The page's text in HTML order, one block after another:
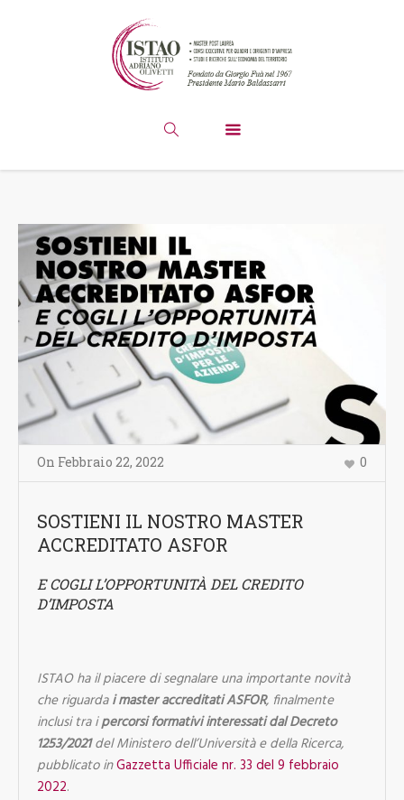
On Febbraio 22, 2022 0
SOSTIENI IL NOSTRO MASTER
ACCREDITATO ASFOR
E COGLI L’OPPORTUNITÀ DEL CREDITO
D’IMPOSTA
ISTAO ha il piacere di segnalare una importante novità
che riguardai master accreditati ASFOR, finalmente
inclusi tra ipercorsi formativi interessati dal Decreto
1253/2021del Ministero dell’Università e della Ricerca,
pubblicato inGazzetta Ufficiale nr. 33 del 9 febbraio
2022.